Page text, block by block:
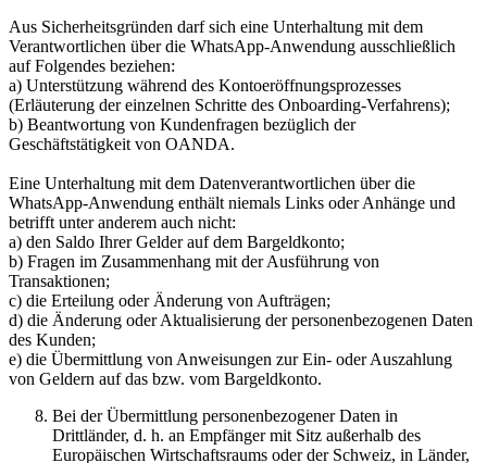
Aus Sicherheitsgründen darf sich eine Unterhaltung mit dem
Verantwortlichen über die WhatsApp-Anwendung ausschließlich
auf Folgendes beziehen:
a) Unterstützung während des Kontoeröffnungsprozesses
(Erläuterung der einzelnen Schritte des Onboarding-Verfahrens);
b) Beantwortung von Kundenfragen bezüglich der
Geschäftstätigkeit von OANDA.
Eine Unterhaltung mit dem Datenverantwortlichen über die
WhatsApp-Anwendung enthält niemals Links oder Anhänge und
betrifft unter anderem auch nicht:
a) den Saldo Ihrer Gelder auf dem Bargeldkonto;
b) Fragen im Zusammenhang mit der Ausführung von
Transaktionen;
c) die Erteilung oder Änderung von Aufträgen;
d) die Änderung oder Aktualisierung der personenbezogenen Daten
des Kunden;
e) die Übermittlung von Anweisungen zur Ein- oder Auszahlung
von Geldern auf das bzw. vom Bargeldkonto.
Bei der Übermittlung personenbezogener Daten in
Drittländer, d. h. an Empfänger mit Sitz außerhalb des
Europäischen Wirtschaftsraums oder der Schweiz, in Länder,